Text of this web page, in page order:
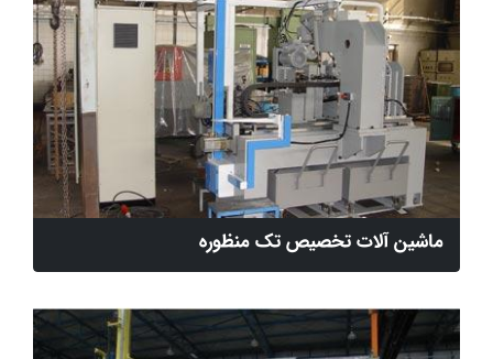
ماشین آلات تخصیص تک منظوره